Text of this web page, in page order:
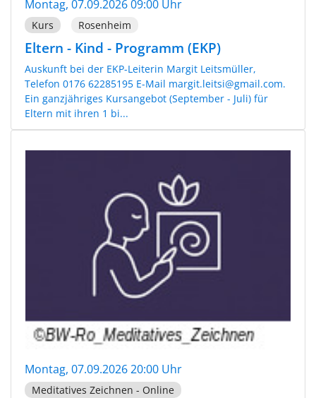
Montag, 07.09.2026 09:00 Uhr
Kurs Rosenheim
Eltern - Kind - Programm (EKP)
Auskunft bei der EKP-Leiterin Margit Leitsmüller,
Telefon 0176 62285195 E-Mail margit.leitsi@gmail.com.
Ein ganzjähriges Kursangebot (September - Juli) für
Eltern mit ihren 1 bi...
Montag, 07.09.2026 20:00 Uhr
Meditatives Zeichnen - Online